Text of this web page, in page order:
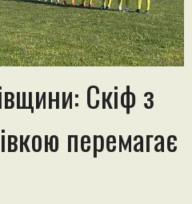
Скіф з
перемагає